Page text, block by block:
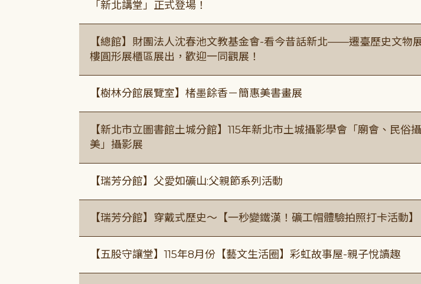
「新北講堂」正式登場！
【總館】財團法人沈春池文教基金會-看今昔話新北——遷臺歷史文物
樓圓形展櫃區展出，歡迎一同觀展！
【樹林分館展覽室】楮墨餘香－簡惠美書畫展
【新北市立圖書館土城分館】115年新北市土城攝影學會「廟會、民俗
美」攝影展
【瑞芳分館】父愛如礦山:父親節系列活動
【瑞芳分館】穿戴式歷史〜【一秒變鐵漢！礦工帽體驗拍照打卡活動】
【五股守讓堂】115年8月份【藝文生活圈】彩虹故事屋-親子悅讀趣